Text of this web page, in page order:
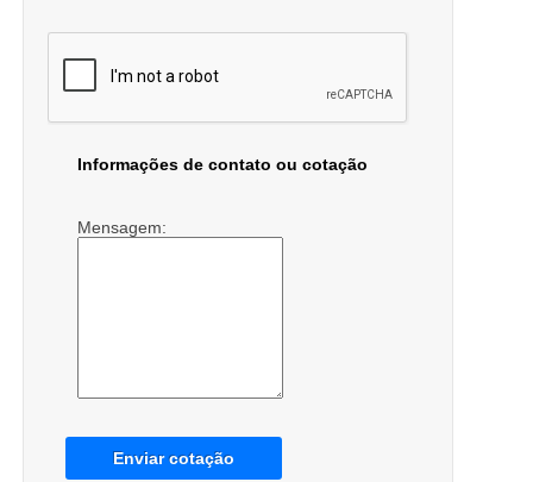
Informações de contato ou cotação
Mensagem:
Enviar cotação